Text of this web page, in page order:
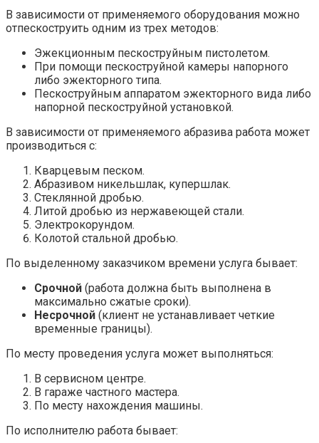
В зависимости от применяемого оборудования можно
отпескоструить одним из трех методов:
Эжекционным пескоструйным пистолетом.
При помощи пескоструйной камеры напорного
либо эжекторного типа.
Пескоструйным аппаратом эжекторного вида либо
напорной пескоструйной установкой.
В зависимости от применяемого абразива работа может
производиться с:
Кварцевым песком.
Абразивом никельшлак, купершлак.
Стеклянной дробью.
Литой дробью из нержавеющей стали.
Электрокорундом.
Колотой стальной дробью.
По выделенному заказчиком времени услуга бывает:
Срочной (работа должна быть выполнена в
максимально сжатые сроки).
Несрочной (клиент не устанавливает четкие
временные границы).
По месту проведения услуга может выполняться:
В сервисном центре.
В гараже частного мастера.
По месту нахождения машины.
По исполнителю работа бывает: